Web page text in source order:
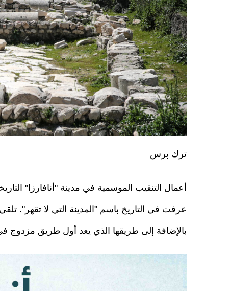
ترك برس
أعمال التنقيب الموسمية في مدينة "أنافارزا"
عرفت في التاريخ باسم "المدينة التي لا تقهر".
بالإضافة إلى طريقها الذي يعد أول طريق مزدوج
d9f2ac2017e6fe56cedde1d666a16761.jpeg